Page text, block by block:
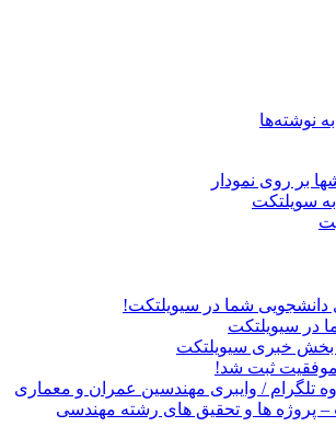
نوشته‌ها
بر روی نمودار
سویلتکت
دانشجویی شما در سیویلتکت!
در سیویلتکت
بخش خبری سیویلتکت
ثبت شد!
تلگرام / وایبری مهندسین عمران و معماری
پروژه ها و تحقیق های رشته مهندسی